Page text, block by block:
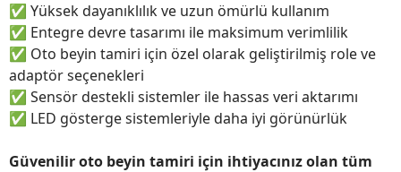
✅ Yüksek dayanıklılık ve uzun ömürlü kullanım
✅ Entegre devre tasarımı ile maksimum verimlilik
✅ Oto beyin tamiri için özel olarak geliştirilmiş role ve
adaptör seçenekleri
✅ Sensör destekli sistemler ile hassas veri aktarımı
✅ LED gösterge sistemleriyle daha iyi görünürlük
Güvenilir oto beyin tamiri için ihtiyacınız olan tüm